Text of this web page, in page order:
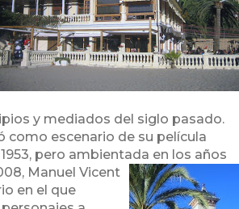
y mediados del siglo pasado.
como escenario de su película
pero ambientada en los años
Manuel Vicent
en el que